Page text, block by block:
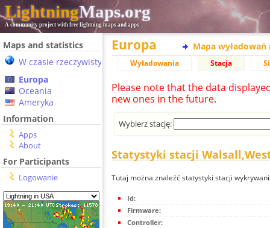
LightningMaps.org
A community project with free lightning maps and apps
Maps and statistics
W czasie rzeczywistym
Europa
Oceania
Ameryka
Information
Apps
About
For Participants
Logowanie
Europa Mapa wyładowań
Wyładowania Stacja
Please note that the data
new ones in the future.
Wybierz stację:
Statystyki stacji
Tutaj można znaleźć statystyki stacji
Id:
Firmware:
Controller: